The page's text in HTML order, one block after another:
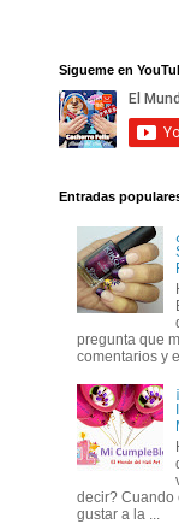
Sigueme en
Entradas
pregunta que
comentarios y
decir? Cuando
gustar a la ...